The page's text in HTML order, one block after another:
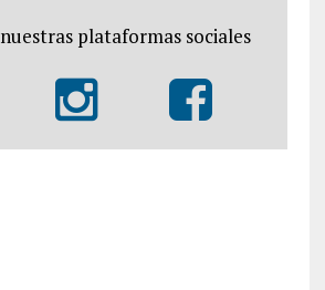
plataformas sociales